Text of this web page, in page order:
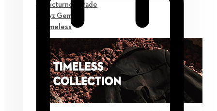
Nocturne Parade
Myz Gem
Timeless